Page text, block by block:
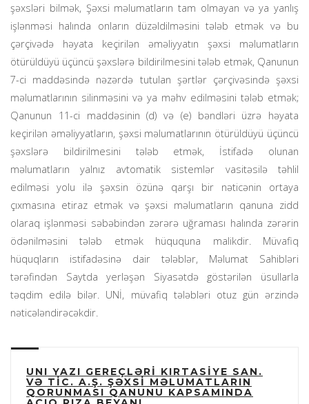
şəxsləri bilmək, Şəxsi məlumatların tam olmayan və ya yanlış
işlənməsi halında onların düzəldilməsini tələb etmək və bu
çərçivədə həyata keçirilən əməliyyatın şəxsi məlumatların
ötürüldüyü üçüncü şəxslərə bildirilmesini tələb etmək, Qanunun
7-ci maddəsində nəzərdə tutulan şərtlər çərçivəsində şəxsi
məlumatlarının silinməsini və ya məhv edilməsini tələb etmək;
Qanunun 11-ci maddəsinin (d) və (e) bəndləri üzrə həyata
keçirilən əməliyyatların, şəxsi məlumatlarının ötürüldüyü üçüncü
şəxslərə bildirilmesini tələb etmək, İstifadə olunan
məlumatların yalnız avtomatik sistemlər vasitəsilə təhlil
edilməsi yolu ilə şəxsin özünə qarşı bir nəticənin ortaya
çıxmasına etiraz etmək və şəxsi məlumatların qanuna zidd
olaraq işlənməsi səbəbindən zərərə uğraması halında zərərin
ödənilməsini tələb etmək hüququna malikdir. Müvafiq
hüquqların istifadəsinə dair tələblər, Məlumat Sahibləri
tərəfindən Saytda yerləşən Siyasətdə göstərilən üsullarla
təqdim edilə bilər. UNİ, müvafiq tələbləri otuz gün ərzində
nəticələndirəcəkdir.
UNI YAZI GEREÇLƏRİ KIRTASİYE SAN.
VƏ TİC. A.Ş. ŞƏXSİ MƏLUMATLARIN
QORUNMASI QANUNU KAPSAMINDA